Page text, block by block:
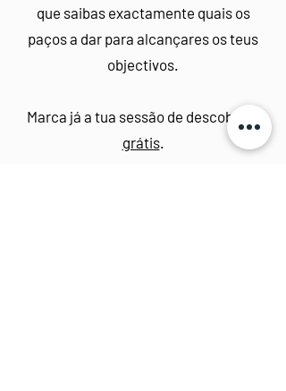
que saibas exactamente quais os
paços a dar para alcançares os teus
objectivos.
Marca já a tua sessão de descoberta
grátis.